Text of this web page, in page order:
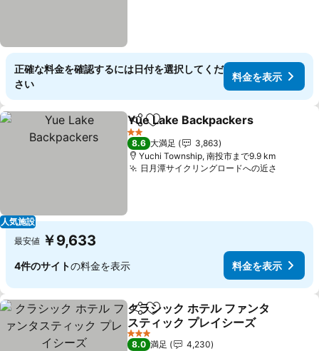
正確な料金を確認するには日付を選択してくだ
さい
料金を表示
人気施設
シェアお気に入りに追加
Yue Lake Backpackers
2 ホテルのランク
8.6 大満足
3,863
Yuchi Township, 南投市まで9.9 km
日月潭サイクリングロードへの近さ
最安値 ￥9,633
4件のサイトの料金を表示 料金を表示
シェアお気に入りに追加
クラシック ホテル ファンタ
スティック プレイシーズ
料金を表示
3 ホテルのランク
8.0 満足
4,230